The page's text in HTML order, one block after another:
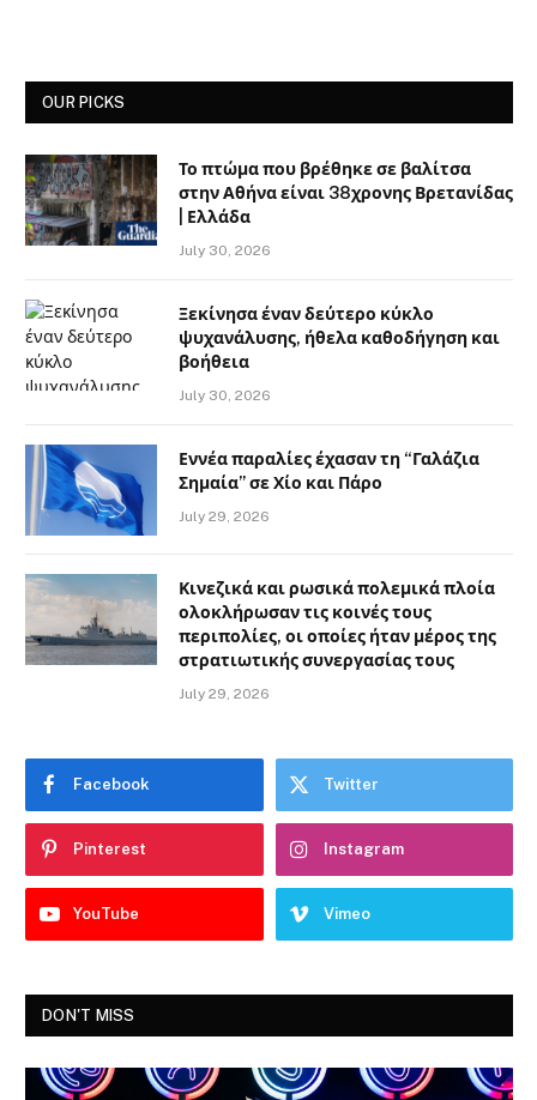
OUR PICKS
Το πτώμα που βρέθηκε σε βαλίτσα
στην Αθήνα είναι 38χρονης Βρετανίδας
| Ελλάδα
July 30, 2026
Ξεκίνησα έναν δεύτερο κύκλο
ψυχανάλυσης, ήθελα καθοδήγηση και
βοήθεια
July 30, 2026
Εννέα παραλίες έχασαν τη “Γαλάζια
Σημαία” σε Χίο και Πάρο
July 29, 2026
Κινεζικά και ρωσικά πολεμικά πλοία
ολοκλήρωσαν τις κοινές τους
περιπολίες, οι οποίες ήταν μέρος της
στρατιωτικής συνεργασίας τους
July 29, 2026
Facebook Twitter
Pinterest Instagram
YouTube Vimeo
DON'T MISS